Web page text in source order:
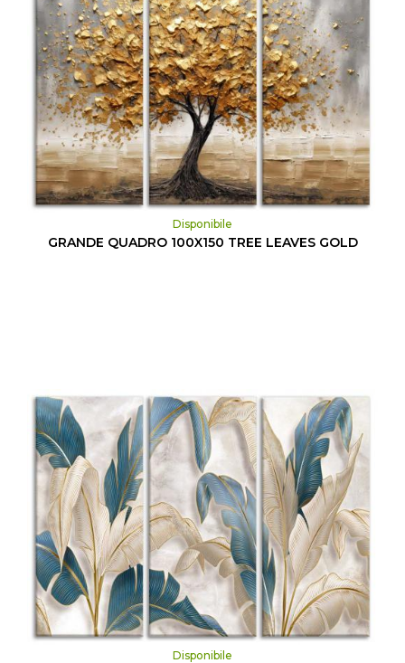
Disponibile
GRANDE QUADRO 100X150 TREE LEAVES GOLD
Disponibile